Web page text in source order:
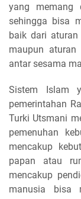
yang memang
sehingga bisa
baik dari aturan
maupun aturan
antar sesama
Sistem Islam
pemerintahan
Turki Utsmani
pemenuhan
mencakup
papan atau
mencakup
manusia bisa